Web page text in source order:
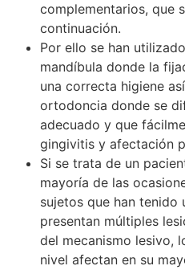
complementarios, que
continuación.
Por ello se han
mandíbula donde la
una correcta higiene
ortodoncia donde se
adecuado y que
gingivitis y afectación
Si se trata de un
mayoría de las
sujetos que han
presentan múltiples
del mecanismo lesivo,
nivel afectan en su